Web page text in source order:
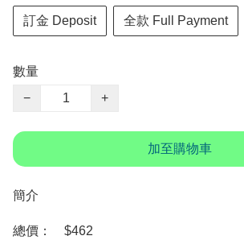
訂金 Deposit 全款 Full Payment
數量
−
+
加至購物車
簡介
總價：　$462